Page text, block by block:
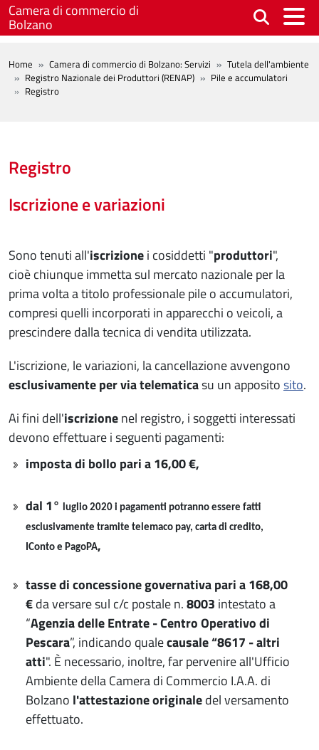
Salta al contenuto principale
Camera di commercio di
Bolzano
BREADCRUMB
Home Camera di commercio di Bolzano: Servizi
Tutela dell'ambiente
Registro Nazionale dei Produttori (RENAP)
Pile e accumulatori
Registro
Registro
Iscrizione e variazioni
Sono tenuti all'iscrizionei cosiddetti "produttori",
cioè chiunque immetta sul mercato nazionale per la
prima volta a titolo professionale pile o accumulatori,
compresi quelli incorporati in apparecchi o veicoli, a
prescindere dalla tecnica di vendita utilizzata.
L'iscrizione, le variazioni, la cancellazione avvengono
esclusivamente per via telematicasu un appositosito.
Ai fini dell'iscrizionenel registro, i soggetti interessati
devono effettuare i seguenti pagamenti:
imposta di bollo pari a 16,00 €,
dal 1°
luglio 2020 i pagamenti potranno essere fatti
esclusivamente tramite telemaco pay, carta di credito,
IConto e PagoPA,
tasse di concessione governativa pari a 168,00
€da versare sul c/c postale n.8003 intestato a
“Agenzia delle Entrate - Centro Operativo di
Pescara”, indicando qualecausale “8617 - altri
atti". È necessario, inoltre, far pervenire all'Ufficio
Ambiente della Camera di Commercio I.A.A. di
Bolzano l'attestazione originaledel versamento
effettuato.